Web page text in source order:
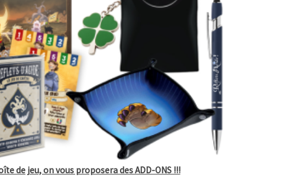
de jeu, on vous proposera des ADD-ONS !!!